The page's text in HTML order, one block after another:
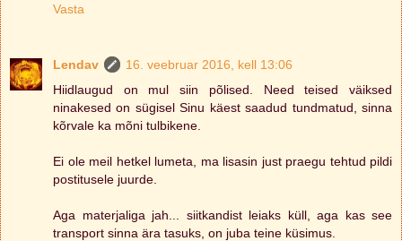
Vasta
Lendav
16. veebruar 2016, kell 13:06
Hiidlaugud on mul siin põlised. Need teised väiksed
ninakesed on sügisel Sinu käest saadud tundmatud, sinna
kõrvale ka mõni tulbikene.
Ei ole meil hetkel lumeta, ma lisasin just praegu tehtud pildi
postitusele juurde.
Aga materjaliga jah... siitkandist leiaks küll, aga kas see
transport sinna ära tasuks, on juba teine küsimus.